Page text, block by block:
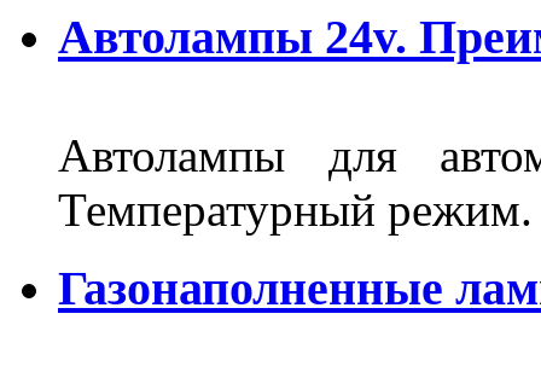
Автолампы 24v.
Автолампы для
Температурный
Газонаполненные